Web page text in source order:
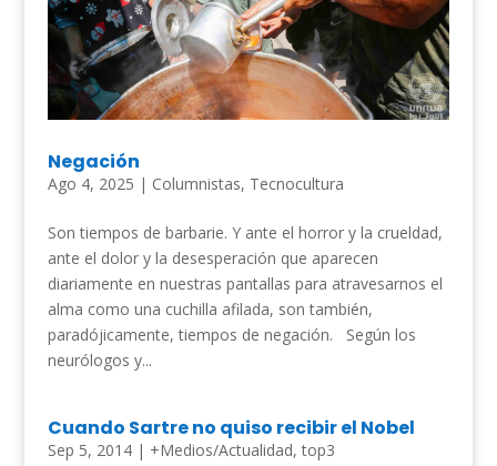
Negación
Ago 4, 2025 | Columnistas, Tecnocultura
Son tiempos de barbarie. Y ante el horror y la crueldad,
ante el dolor y la desesperación que aparecen
diariamente en nuestras pantallas para atravesarnos el
alma como una cuchilla afilada, son también,
paradójicamente, tiempos de negación. Según los
neurólogos y...
Cuando Sartre no quiso recibir el Nobel
Sep 5, 2014| +Medios/Actualidad,top3